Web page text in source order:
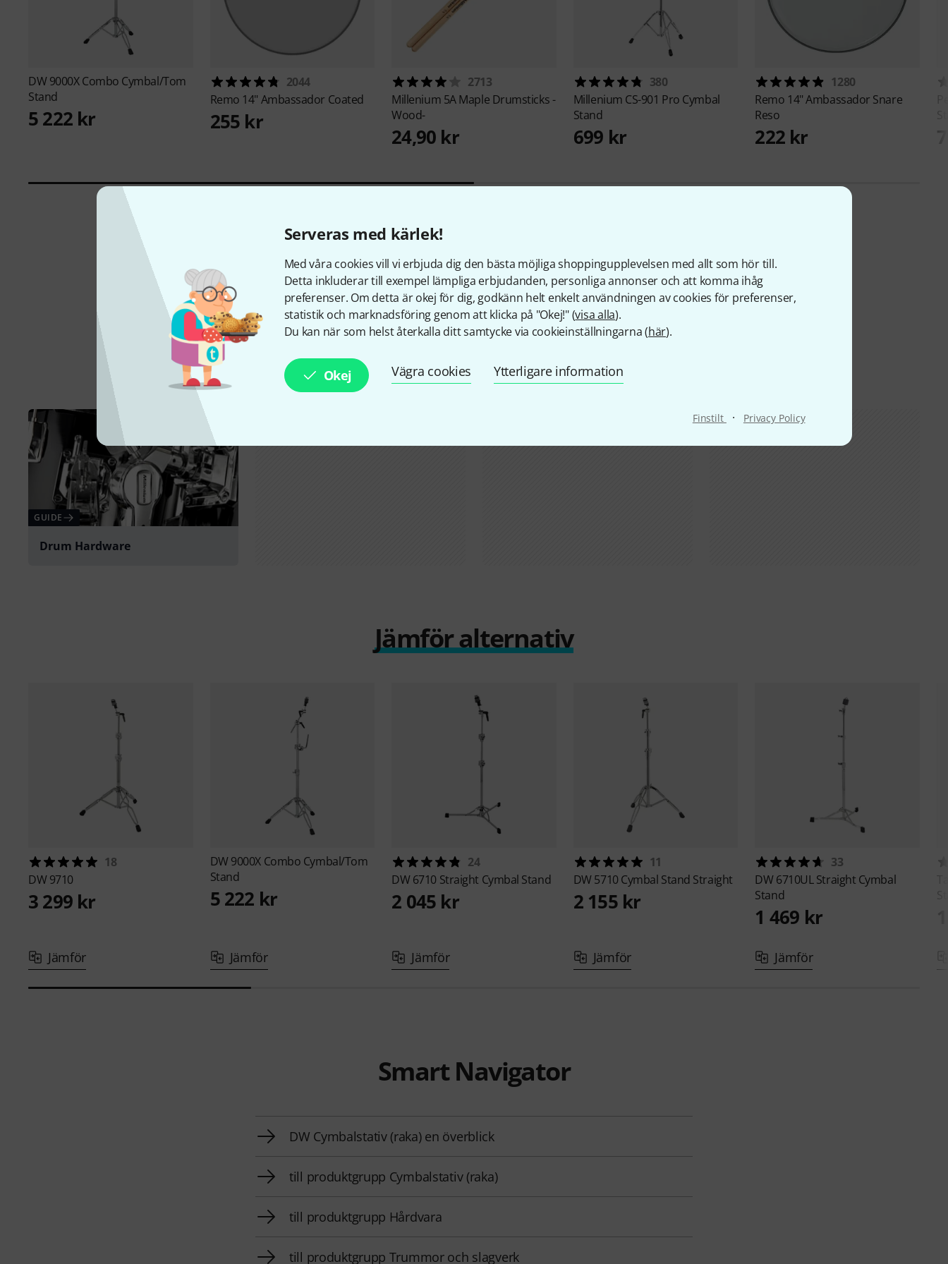
Serveras med kärlek!
Med våra cookies vill vi erbjuda dig den bästa möjliga shoppingupplevelsen med allt som hör till.
Detta inkluderar till exempel lämpliga erbjudanden, personliga annonser och att komma ihåg
preferenser. Om detta är okej för dig, godkänn helt enkelt användningen av cookies för preferenser,
statistik och marknadsföring genom att klicka på "Okej!" (visa alla).
Du kan när som helst återkalla ditt samtycke via cookieinställningarna (här).
Okej Vägra cookies Ytterligare information
Finstilt · Privacy Policy
DW9000X Combo Cymbal/Tom
Stand
5 222 kr
2044
Remo 14" Ambassador Coated
255 kr
2713
Millenium 5A Maple Drumsticks -
Wood-
24,90 kr
380
Millenium CS-901 Pro Cymbal
Stand
699 kr
1280
Remo 14" Ambassador Snare
Reso
222 kr
Visste du?
Alla Onlineguide
GUIDE
Drum Hardware
Jämför alternativ
18
DW9710
3 299 kr
Jämför
DW9000X Combo Cymbal/Tom
Stand
5 222 kr
Jämför
24
DW6710 Straight Cymbal Stand
2 045 kr
Jämför
11
DW5710 Cymbal Stand Straight
2 155 kr
Jämför
33
DW6710UL Straight Cymbal
Stand
1 469 kr
Jämför
Smart Navigator
DW Cymbalstativ (raka) en överblick
till produktgrupp Cymbalstativ (raka)
till produktgrupp Hårdvara
till produktgrupp Trummor och slagverk